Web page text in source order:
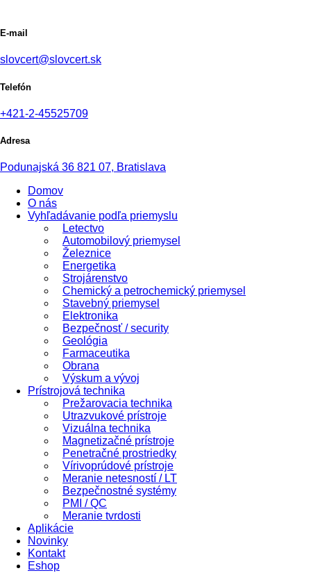
E-mail
slovcert@slovcert.sk
Telefón
+421-2-45525709
Adresa
Podunajská 36 821 07, Bratislava
Domov
O nás
Vyhľadávanie podľa priemyslu
Letectvo
Automobilový priemysel
Železnice
Energetika
Strojárenstvo
Chemický a petrochemický priemysel
Stavebný priemysel
Elektronika
Bezpečnosť / security
Geológia
Farmaceutika
Obrana
Výskum a vývoj
Prístrojová technika
Prežarovacia technika
Utrazvukové prístroje
Vizuálna technika
Magnetizačné prístroje
Penetračné prostriedky
Vírivoprúdové prístroje
Meranie netesností / LT
Bezpečnostné systémy
PMI / QC
Meranie tvrdosti
Aplikácie
Novinky
Kontakt
Eshop